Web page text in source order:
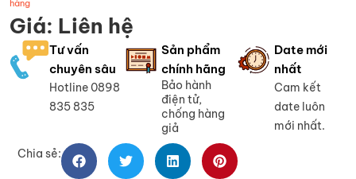
hàng
Giá: Liên hệ
Tư vấn
chuyên sâu
Hotline 0898
835 835
Sản phẩm
chính hãng
Bảo hành
điện tử,
chống hàng
giả
Date mới
nhất
Cam kết
date luôn
mới nhất.
Chia sẻ: